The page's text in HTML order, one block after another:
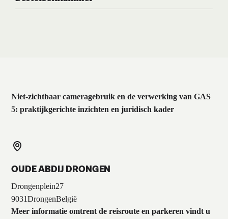
Niet-zichtbaar cameragebruik en de verwerking van GAS
5: praktijkgerichte inzichten en juridisch kader
OUDE ABDIJ DRONGEN
Drongenplein27
9031DrongenBelgië
Meer informatie omtrent de reisroute en parkeren vindt u